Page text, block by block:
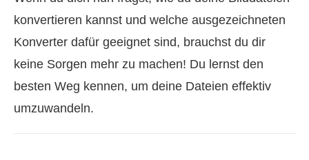
konvertieren kannst und welche ausgezeichneten
Konverter dafür geeignet sind, brauchst du dir
keine Sorgen mehr zu machen! Du lernst den
besten Weg kennen, um deine Dateien effektiv
umzuwandeln.